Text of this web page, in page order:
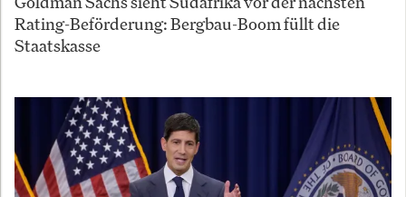
Rating-Beförderung: Bergbau-Boom füllt die
Staatskasse